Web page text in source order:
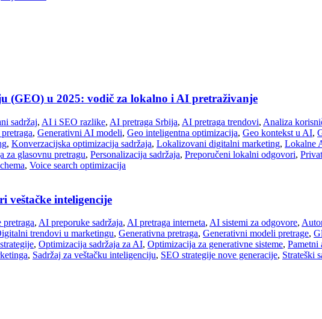
(GEO) u 2025: vodič za lokalno i AI pretraživanje
sadržaj, AI i SEO razlike, AI pretraga Srbija, AI pretraga trendovi, Analiza
, Generativni AI modeli, Geo inteligentna optimizacija, Geo kontekst u AI,
, Konverzacijska optimizacija sadržaja, Lokalizovani digitalni marketing, Lokalne
za glasovnu pretragu, Personalizacija sadržaja, Preporučeni lokalni odgovori,
, Voice search optimizacija
veštačke inteligencije
, AI preporuke sadržaja, AI pretraga interneta, AI sistemi za odgovore,
trendovi u marketingu, Generativna pretraga, Generativni modeli pretrage,
, Optimizacija sadržaja za AI, Optimizacija za generativne sisteme, Pametni
, Sadržaj za veštačku inteligenciju, SEO strategije nove generacije, Strateški